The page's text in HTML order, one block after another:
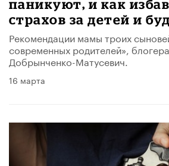
паникуют, и как
страхов за детей и
Рекомендации мамы троих
современных родителей»,
Добрынченко-Матусевич.
16 марта